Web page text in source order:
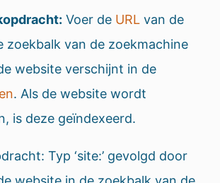
Voer de URL van de
zoekbalk van de zoekmachine
website verschijnt in de
. Als de website wordt
is deze geïndexeerd.
Typ ‘site:’ gevolgd door